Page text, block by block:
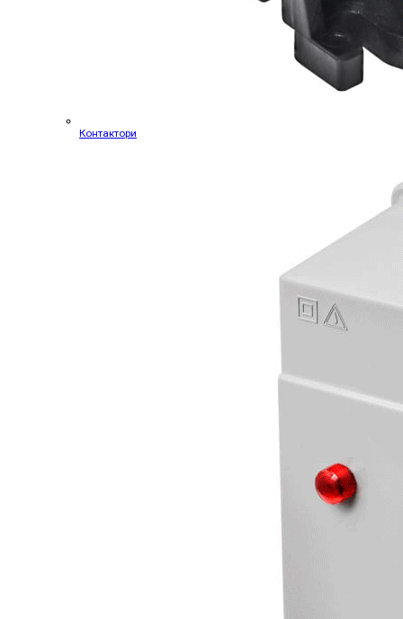
Контактори